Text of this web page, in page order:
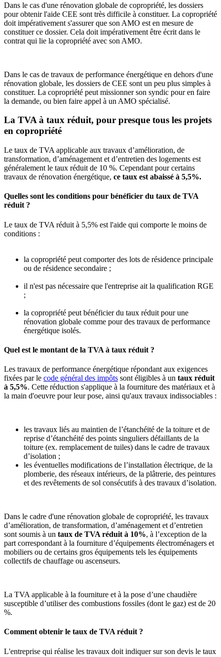
Dans le cas d'une rénovation globale de copropriété, les dossiers
pour obtenir l'aide CEE sont très difficile à constituer. La copropriété
doit impérativement s'assurer que son AMO est en mesure de
constituer ce dossier. Cela doit impérativement être écrit dans le
contrat qui lie la copropriété avec son AMO.
Dans le cas de travaux de performance énergétique en dehors d'une
rénovation globale, les dossiers de CEE sont un peu plus simples à
constituer. La copropriété peut missionner son syndic pour en faire
la demande, ou bien faire appel à un AMO spécialisé.
La TVA à taux réduit, pour presque tous les projets
en copropriété
Le taux de TVA applicable aux travaux d’amélioration, de
transformation, d’aménagement et d’entretien des logements est
généralement le taux réduit de 10 %. Cependant pour certains
travaux de rénovation énergétique, ce taux est abaissé à 5,5%.
Quelles sont les conditions pour bénéficier du taux de TVA
réduit ?
Le taux de TVA réduit à 5,5% est l'aide qui comporte le moins de
conditions :
la copropriété peut comporter des lots de résidence principale
ou de résidence secondaire ;
il n'est pas nécessaire que l'entreprise ait la qualification RGE
;
la copropriété peut bénéficier du taux réduit pour une
rénovation globale comme pour des travaux de performance
énergétique isolés.
Quel est le montant de la TVA à taux réduit ?
Les travaux de performance énergétique répondant aux exigences
fixées par le code général des impôts sont éligibles à un taux réduit
à 5,5%. Cette réduction s'applique à la fourniture des matériaux et à
la main d'oeuvre pour leur pose, ainsi qu'aux travaux indissociables :
les travaux liés au maintien de l’étanchéité de la toiture et de
reprise d’étanchéité des points singuliers défaillants de la
toiture (ex. remplacement de tuiles) dans le cadre de travaux
d’isolation ;
les éventuelles modifications de l’installation électrique, de la
plomberie, des réseaux intérieurs, de la plâtrerie, des peintures
et des revêtements de sol consécutifs à des travaux d’isolation.
Dans le cadre d'une rénovation globale de copropriété, les travaux
d’amélioration, de transformation, d’aménagement et d’entretien
sont soumis à un taux de TVA réduit à 10%, à l’exception de la
part correspondant à la fourniture d’équipements électroménagers et
mobiliers ou de certains gros équipements tels les équipements
collectifs de chauffage ou ascenseurs.
La TVA applicable à la fourniture et à la pose d’une chaudière
susceptible d’utiliser des combustions fossiles (dont le gaz) est de 20
%.
Comment obtenir le taux de TVA réduit ?
L'entreprise qui réalise les travaux doit indiquer sur son devis le taux